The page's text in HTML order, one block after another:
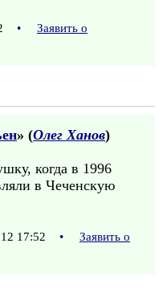
•
Заявить о
» (Олег Ханов)
когда в 1996
в Чеченскую
17:52 •
Заявить о